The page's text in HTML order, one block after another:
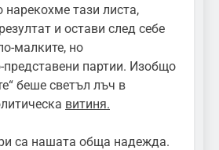
нарекохме тази листа,
и остави след себе
малките, но
партии. Изобщо
беше светъл лъч в
витиня.
са нашата обща надежда.